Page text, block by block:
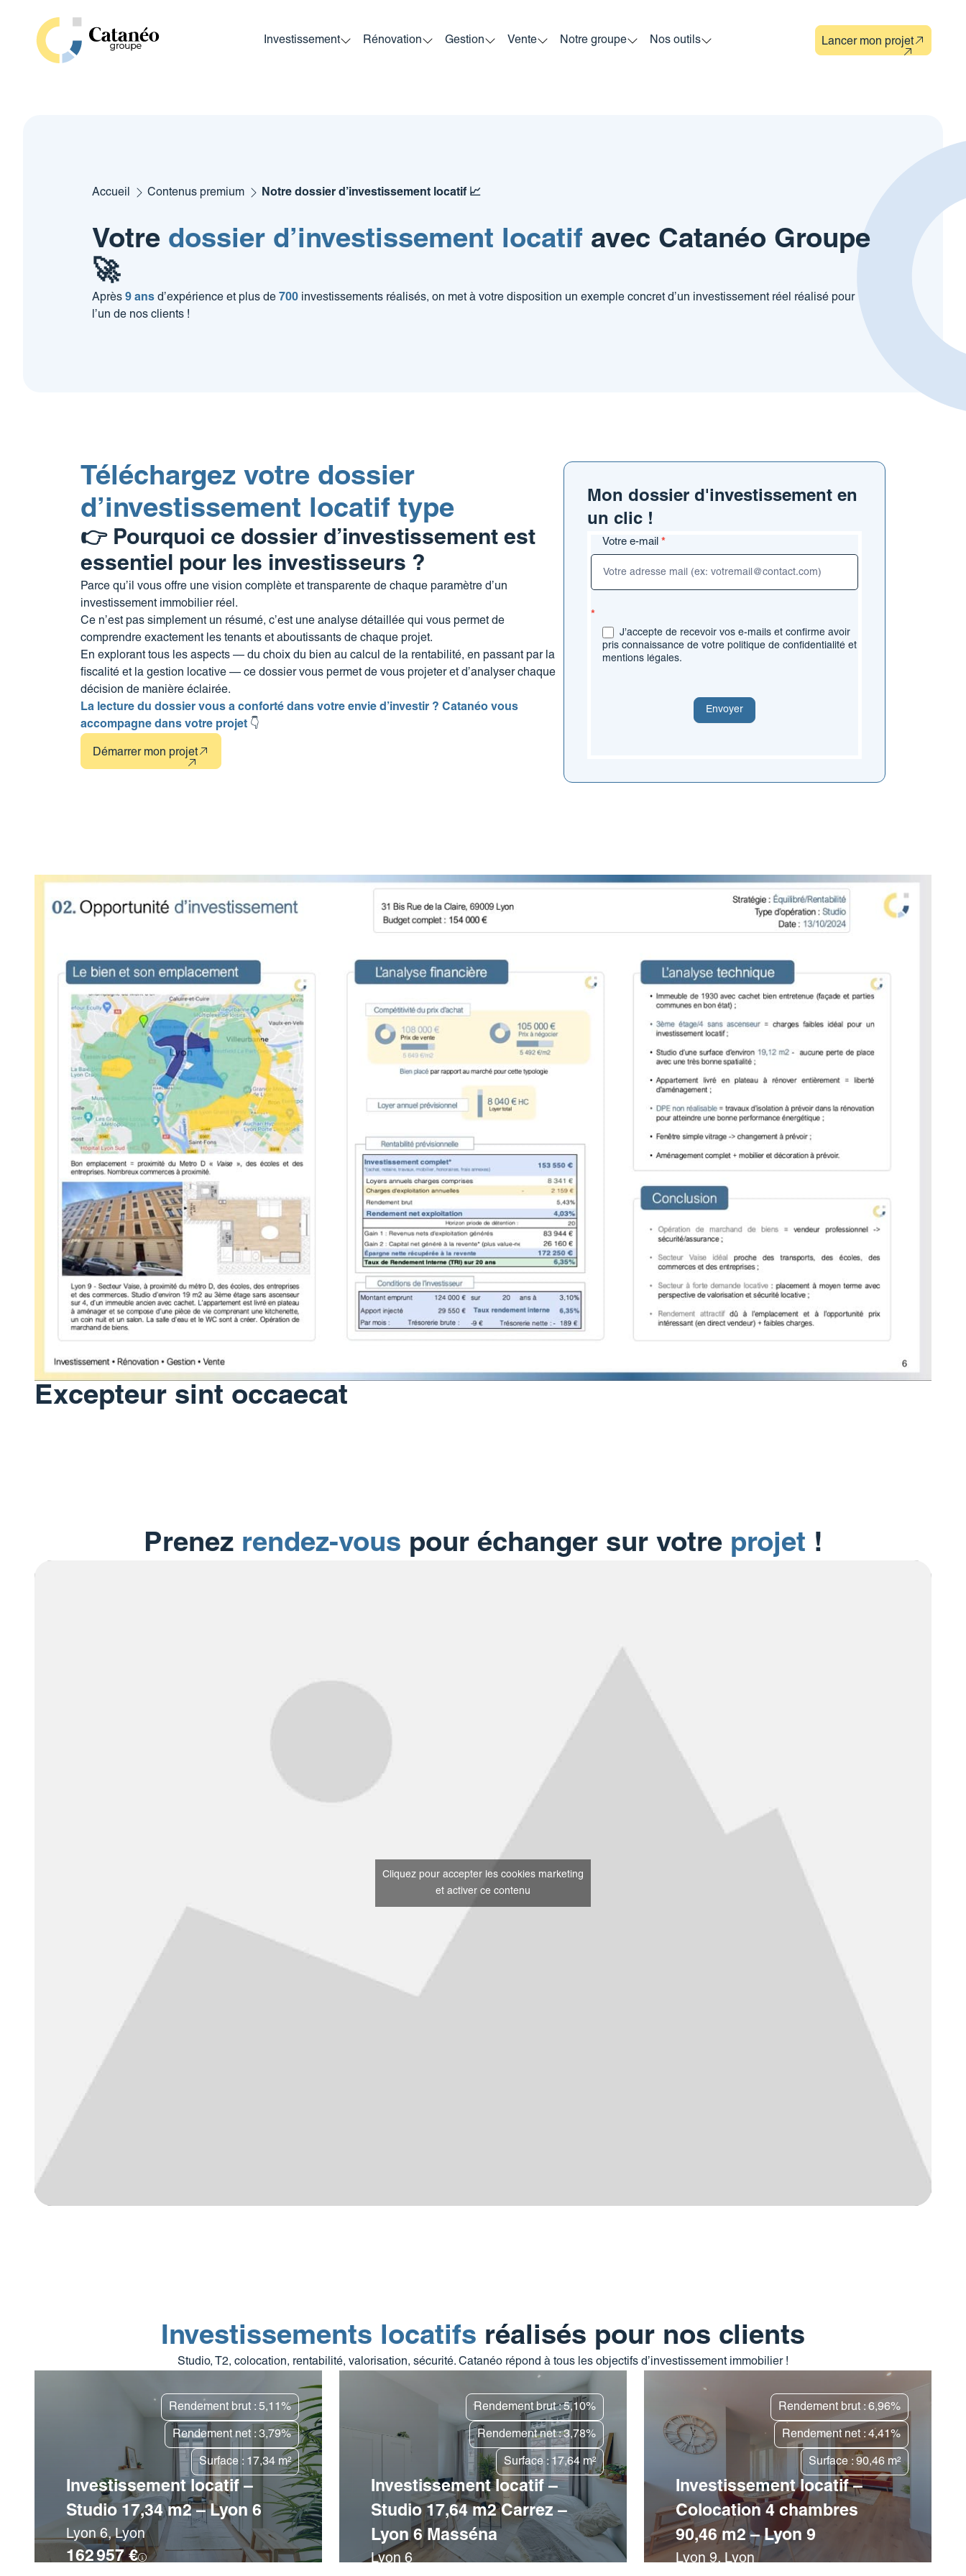
contenu
Investissement Rénovation Gestion Vente Notre groupe Nos outils Lancer mon projet
Accueil Contenus premium Notre dossier d’investissement locatif 📈
Votre dossier d’investissement locatif avec Catanéo Groupe
🚀
Après 9 ans d’expérience et plus de 700 investissements réalisés, on met à votre disposition un exemple concret d’un investissement réel réalisé pour
l’un de nos clients !
Téléchargez votre dossier
d’investissement locatif type
👉 Pourquoi ce dossier d’investissement est
essentiel pour les investisseurs ?
Parce qu’il vous offre une vision complète et transparente de chaque paramètre d’un
investissement immobilier réel.
Ce n’est pas simplement un résumé, c’est une analyse détaillée qui vous permet de
comprendre exactement les tenants et aboutissants de chaque projet.
En explorant tous les aspects — du choix du bien au calcul de la rentabilité, en passant par la
fiscalité et la gestion locative — ce dossier vous permet de vous projeter et d’analyser chaque
décision de manière éclairée.
La lecture du dossier vous a conforté dans votre envie d’investir ? Catanéo vous
accompagne dans votre projet 👇
Démarrer mon projet
Mon dossier d'investissement en
un clic !
Formulaire
Dossier
d’investissement
Votre e-mail *
*
J’accepte de recevoir vos e-mails et confirme avoir
pris connaissance de votre politique de confidentialité et
mentions légales.
Envoyer
Excepteur sint occaecat
Prenez rendez-vous pour échanger sur votre projet !
Cliquez pour accepter les cookies marketing
et activer ce contenu
Investissements locatifs réalisés pour nos clients
Studio, T2, colocation, rentabilité, valorisation, sécurité. Catanéo répond à tous les objectifs d’investissement immobilier !
Rendement brut : 5,11%
Rendement net : 3,79%
Surface : 17,34 m²
Investissement locatif –
Studio 17,34 m2 – Lyon 6
Lyon 6, Lyon
162 957 €
Rendement brut : 5,10%
Rendement net : 3,78%
Surface : 17,64 m²
Investissement locatif –
Studio 17,64 m2 Carrez –
Lyon 6 Masséna
Lyon 6
Rendement brut : 6,96%
Rendement net : 4,41%
Surface : 90,46 m²
Investissement locatif –
Colocation 4 chambres
90,46 m2 – Lyon 9
Lyon 9, Lyon